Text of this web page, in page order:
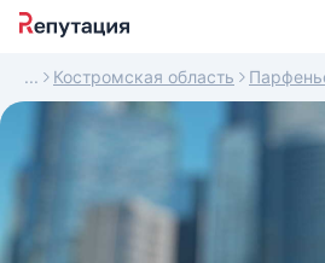
Костромская область